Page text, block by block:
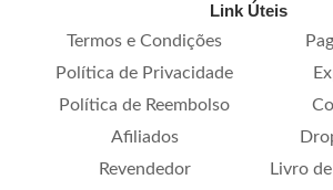
Link Úteis
Termos e Condições
Política de Privacidade
Política de Reembolso
Afiliados
Revendedor
Livro